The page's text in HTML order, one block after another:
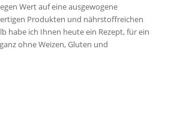
Wert auf eine ausgewogene
Produkten und nährstoffreichen
habe ich Ihnen heute ein Rezept, für ein
ohne Weizen, Gluten und